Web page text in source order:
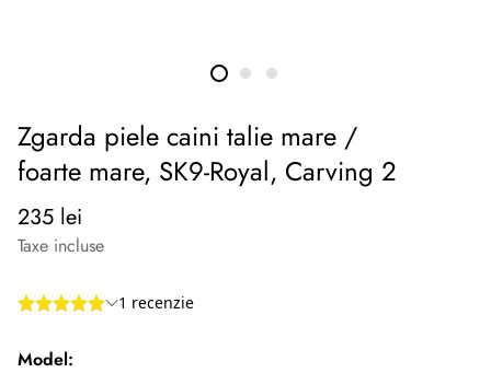
Zgarda piele caini talie mare /
foarte mare, SK9-Royal, Carving 2
Preț
normal
235 lei
Taxe incluse
Model: